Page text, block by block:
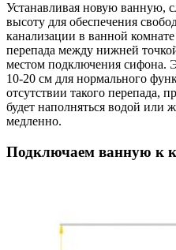
Устанавливая новую ванную,
высоту для обеспечения
канализации в ванной
перепада между нижней
местом подключения сифона.
10-20 см для нормального
отсутствии такого перепада,
будет наполняться водой или
медленно.
Подключаем ванную к